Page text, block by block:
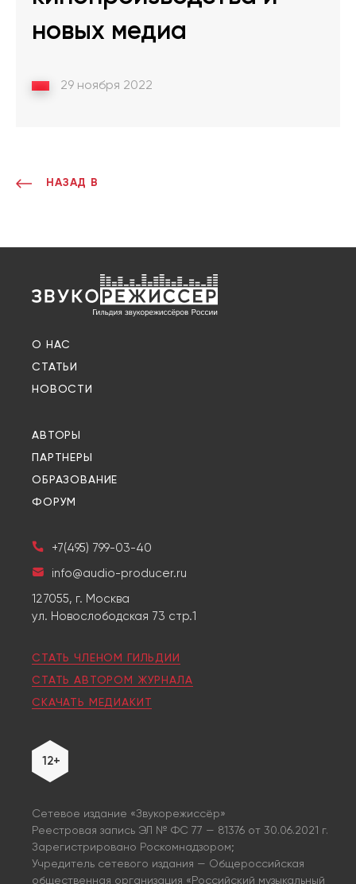
новых медиа
29 ноября 2022
НАЗАД В
О НАС
СТАТЬИ
НОВОСТИ
АВТОРЫ
ПАРТНЕРЫ
ОБРАЗОВАНИЕ
ФОРУМ
+7(495) 799-03-40
info@audio-producer.ru
127055, г. Москва
ул. Новослободская 73 стр.1
СТАТЬ ЧЛЕНОМ ГИЛЬДИИ
СТАТЬ АВТОРОМ ЖУРНАЛА
СКАЧАТЬ МЕДИАКИТ
12+
Сетевое издание «Звукорежиссёр»
Реестровая запись ЭЛ № ФС 77 — 81376 от 30.06.2021 г.
Зарегистрировано Роскомнадзором;
Учредитель сетевого издания — Общероссийская
общественная организация «Российский музыкальный